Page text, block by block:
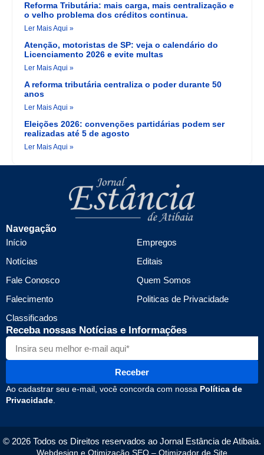
Reforma Tributária: mais carga, mais centralização e
o velho problema dos créditos continua.
Ler Mais Aqui »
Atenção, motoristas de SP: veja o calendário do
Licenciamento 2026 e evite multas
Ler Mais Aqui »
A reforma tributária centraliza o poder durante 50
anos
Ler Mais Aqui »
Eleições 2026: convenções partidárias podem ser
realizadas até 5 de agosto
Ler Mais Aqui »
Navegação
Início
Notícias
Fale Conosco
Falecimento
Classificados
Empregos
Editais
Quem Somos
Politicas de Privacidade
Receba nossas Notícias e Informações
Receber
Ao cadastrar seu e-mail, você concorda com nossa Política de
Privacidade.
© 2026 Todos os Direitos reservados ao Jornal Estância de Atibaia.
Webdesign e Otimização SEO – Otimizador de Site